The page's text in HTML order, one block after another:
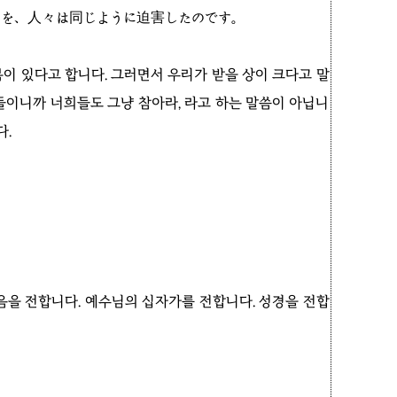
、人々は同じように迫害したのです。
있다고 합니다. 그러면서 우리가 받을 상이 크다고 말
니까 너희들도 그냥 참아라, 라고 하는 말씀이 아닙니
.
전합니다. 예수님의 십자가를 전합니다. 성경을 전합